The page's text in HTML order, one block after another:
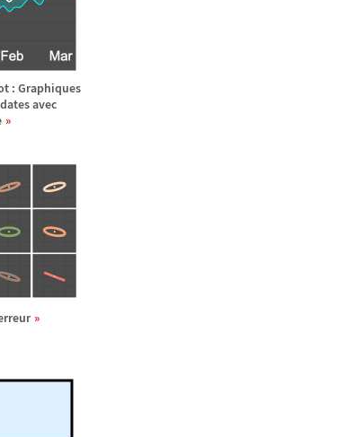
: Graphiques
avec